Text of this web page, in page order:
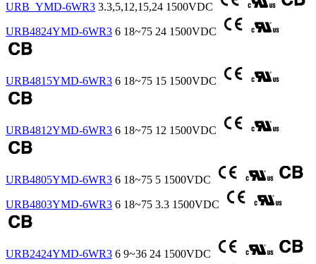
URB_YMD-6WR3 3.3,5,12,15,24 1500VDC
URB4824YMD-6WR3 6 18~75 24 1500VDC
URB4815YMD-6WR3 6 18~75 15 1500VDC
URB4812YMD-6WR3 6 18~75 12 1500VDC
URB4805YMD-6WR3 6 18~75 5 1500VDC
URB4803YMD-6WR3 6 18~75 3.3 1500VDC
URB2424YMD-6WR3 6 9~36 24 1500VDC